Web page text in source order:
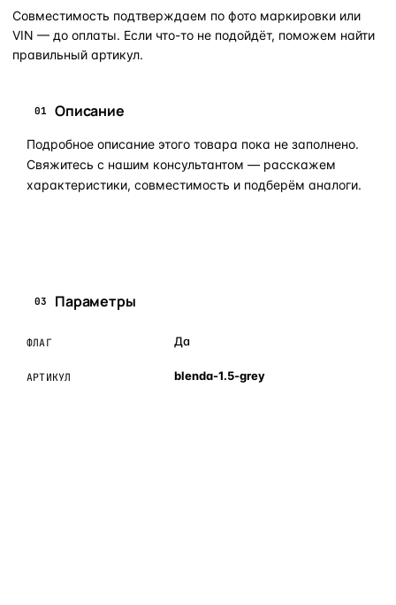
Совместимость подтверждаем по фото маркировки или
VIN — до оплаты. Если что-то не подойдёт, поможем найти
правильный артикул.
01 Описание
Подробное описание этого товара пока не заполнено.
Свяжитесь с нашим консультантом — расскажем
характеристики, совместимость и подберём аналоги.
03 Параметры
ФЛАГ Да
АРТИКУЛ blenda-1.5-grey